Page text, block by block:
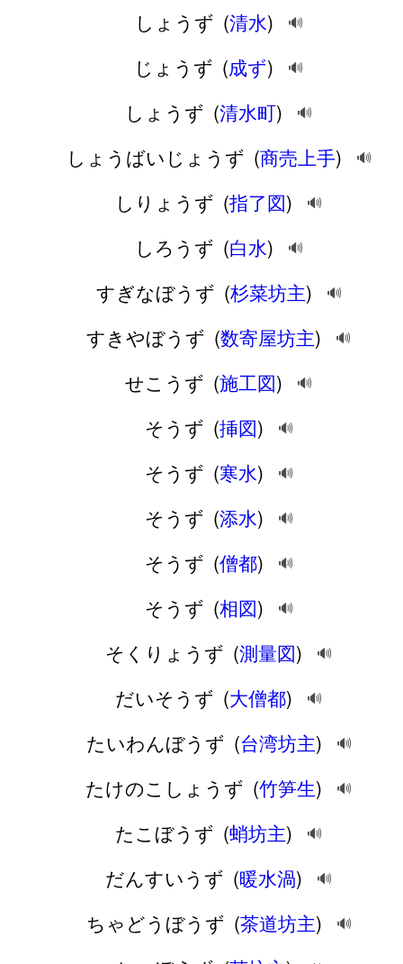
しょうず (清水) 🔊
じょうず (成ず) 🔊
しょうず (清水町) 🔊
しょうばいじょうず (商売上手) 🔊
しりょうず (指了図) 🔊
しろうず (白水) 🔊
すぎなぼうず (杉菜坊主) 🔊
すきやぼうず (数寄屋坊主) 🔊
せこうず (施工図) 🔊
そうず (挿図) 🔊
そうず (寒水) 🔊
そうず (添水) 🔊
そうず (僧都) 🔊
そうず (相図) 🔊
そくりょうず (測量図) 🔊
だいそうず (大僧都) 🔊
たいわんぼうず (台湾坊主) 🔊
たけのこしょうず (竹笋生) 🔊
たこぼうず (蛸坊主) 🔊
だんすいうず (暖水渦) 🔊
ちゃどうぼうず (茶道坊主) 🔊